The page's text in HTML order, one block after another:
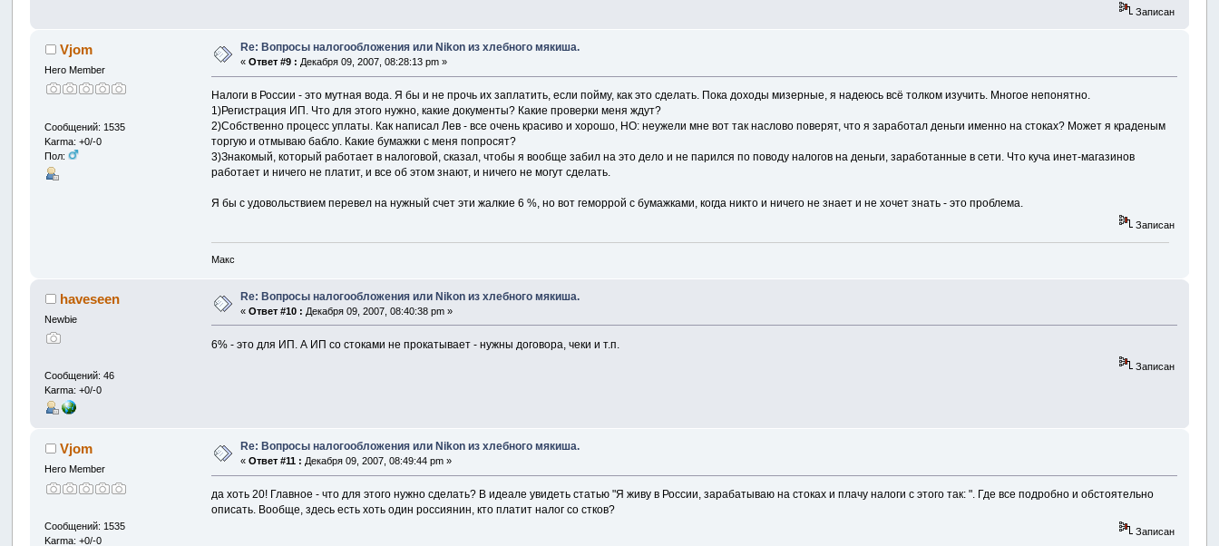
Записан
Vjom
Hero Member
Сообщений: 1535
Karma: +0/-0
Пол:
Re: Вопросы налогообложения или Nikon из хлебного мякиша.
«Ответ #9 : Декабря 09, 2007, 08:28:13 pm »
Налоги в России - это мутная вода. Я бы и не прочь их заплатить, если пойму, как это сделать. Пока доходы мизерные, я надеюсь всё толком изучить. Многое непонятно.
1)Регистрация ИП. Что для этого нужно, какие документы? Какие проверки меня ждут?
2)Собственно процесс уплаты. Как написал Лев - все очень красиво и хорошо, НО: неужели мне вот так наслово поверят, что я заработал деньги именно на стоках? Может я краденым
торгую и отмываю бабло. Какие бумажки с меня попросят?
3)Знакомый, который работает в налоговой, сказал, чтобы я вообще забил на это дело и не парился по поводу налогов на деньги, заработанные в сети. Что куча инет-магазинов
работает и ничего не платит, и все об этом знают, и ничего не могут сделать.
Я бы с удовольствием перевел на нужный счет эти жалкие 6 %, но вот геморрой с бумажками, когда никто и ничего не знает и не хочет знать - это проблема.
Записан
Макс
haveseen
Newbie
Сообщений: 46
Karma: +0/-0
Re: Вопросы налогообложения или Nikon из хлебного мякиша.
«Ответ #10 : Декабря 09, 2007, 08:40:38 pm »
6% - это для ИП. А ИП со стоками не прокатывает - нужны договора, чеки и т.п.
Записан
Vjom
Hero Member
Сообщений: 1535
Karma: +0/-0
Re: Вопросы налогообложения или Nikon из хлебного мякиша.
«Ответ #11 : Декабря 09, 2007, 08:49:44 pm »
да хоть 20! Главное - что для этого нужно сделать? В идеале увидеть статью "Я живу в России, зарабатываю на стоках и плачу налоги с этого так: ". Где все подробно и обстоятельно
описать. Вообще, здесь есть хоть один россиянин, кто платит налог со стков?
Записан